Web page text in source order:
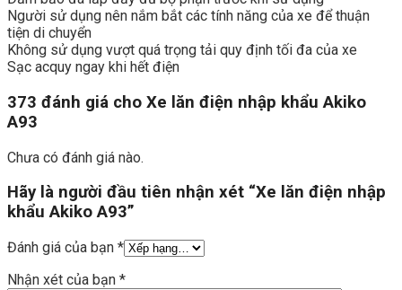
Người sử dụng nên nắm bắt các tính năng của xe để thuận
tiện di chuyển
Không sử dụng vượt quá trọng tải quy định tối đa của xe
Sạc acquy ngay khi hết điện
373 đánh giá cho Xe lăn điện nhập khẩu Akiko
A93
Chưa có đánh giá nào.
Hãy là người đầu tiên nhận xét “Xe lăn điện nhập
khẩu Akiko A93”
Đánh giá của bạn *
Nhận xét của bạn *